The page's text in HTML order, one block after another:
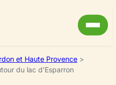
et Haute Provence >
du lac d’Esparron